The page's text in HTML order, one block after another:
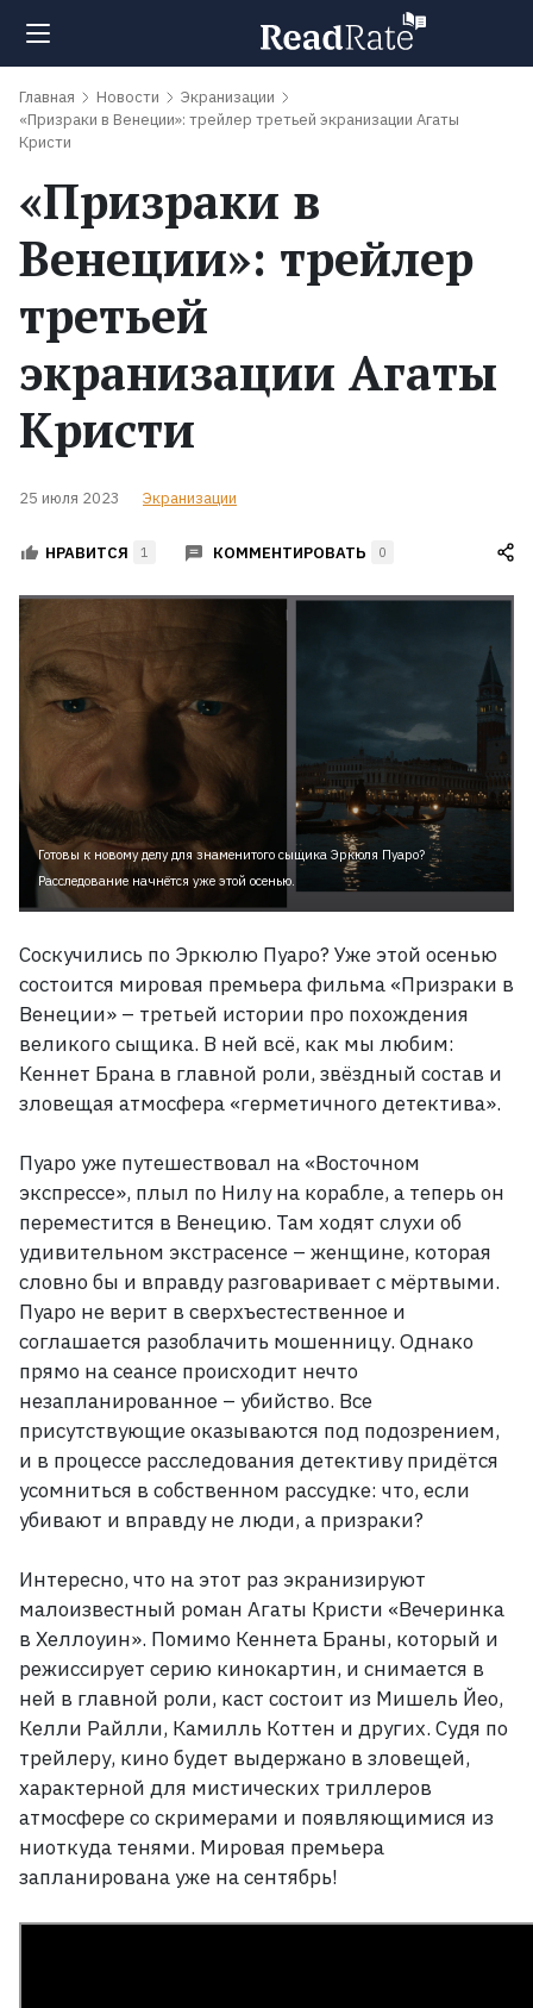
Поиск
Новости
Рейтинги
Книги
Экранизации
Коллекции
Главная Новости
Экранизации
«Призраки в Венеции»: трейлер третьей экранизации Агаты
Кристи
«Призраки в
Венеции»: трейлер
третьей
экранизации Агаты
Кристи
25 июля 2023 Экранизации
НРАВИТСЯ 1 КОММЕНТИРОВАТЬ 0
Готовы к новому делу для знаменитого сыщика Эркюля Пуаро?
Расследование начнётся уже этой осенью.
Соскучились по Эркюлю Пуаро? Уже этой осенью
состоится мировая премьера фильма «Призраки в
Венеции» – третьей истории про похождения
великого сыщика. В ней всё, как мы любим:
Кеннет Брана в главной роли, звёздный состав и
зловещая атмосфера «герметичного детектива».
Пуаро уже путешествовал на «Восточном
экспрессе», плыл по Нилу на корабле, а теперь он
переместится в Венецию. Там ходят слухи об
удивительном экстрасенсе – женщине, которая
словно бы и вправду разговаривает с мёртвыми.
Пуаро не верит в сверхъестественное и
соглашается разоблачить мошенницу. Однако
прямо на сеансе происходит нечто
незапланированное – убийство. Все
присутствующие оказываются под подозрением,
и в процессе расследования детективу придётся
усомниться в собственном рассудке: что, если
убивают и вправду не люди, а призраки?
Интересно, что на этот раз экранизируют
малоизвестный роман Агаты Кристи «Вечеринка
в Хеллоуин». Помимо Кеннета Браны, который и
режиссирует серию кинокартин, и снимается в
ней в главной роли, каст состоит из Мишель Йео,
Келли Райлли, Камилль Коттен и других. Судя по
трейлеру, кино будет выдержано в зловещей,
характерной для мистических триллеров
атмосфере со скримерами и появляющимися из
ниоткуда тенями. Мировая премьера
запланирована уже на сентябрь!